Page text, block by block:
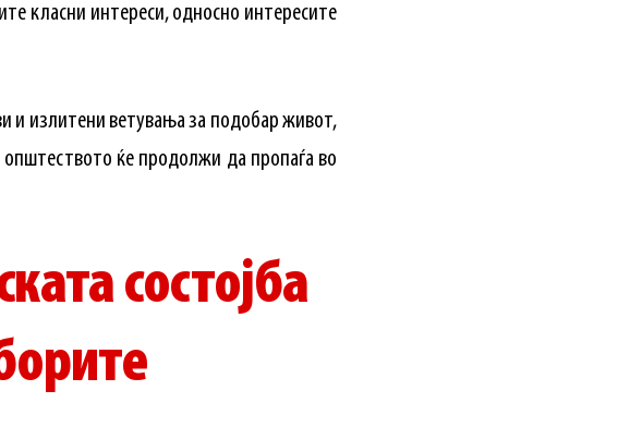
класни интереси, односно интересите
и излитени ветувања за подобар живот,
ќе продолжи да пропаѓа во
состојба